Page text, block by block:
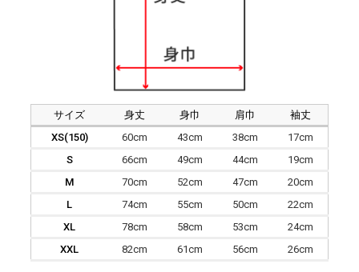
サイズ 身丈 身巾 肩巾
袖丈
XS(150)
60cm 43cm 38cm
17cm
S
66cm 49cm 44cm
19cm
M
70cm 52cm 47cm
20cm
L
74cm 55cm 50cm
22cm
XL
78cm 58cm 53cm
24cm
XXL
82cm 61cm 56cm 26cm